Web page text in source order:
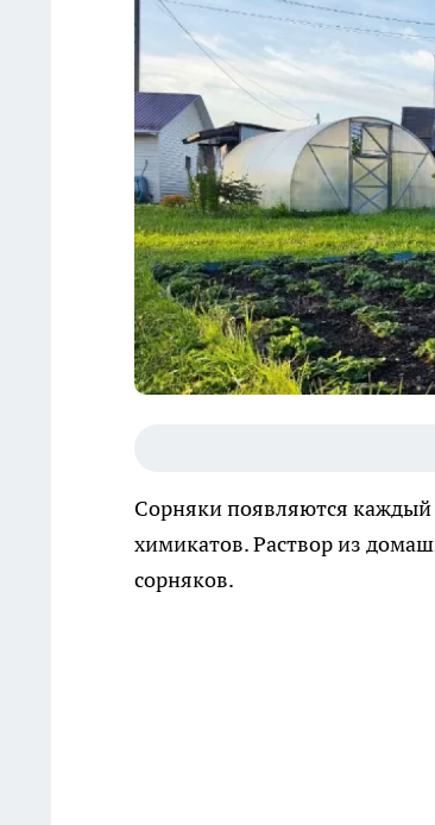
Сорняки появляются каждый
химикатов. Раствор из
сорняков.